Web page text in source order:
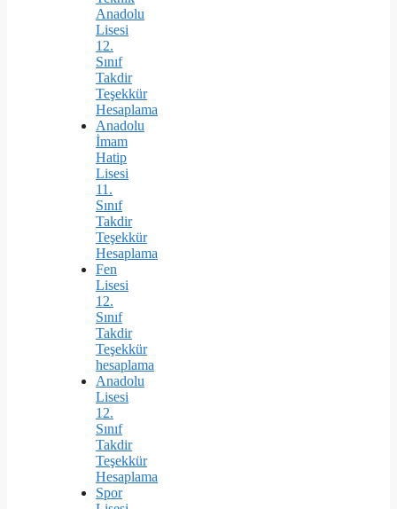
Anadolu
Lisesi
12.
Sınıf
Takdir
Teşekkür
Hesaplama
Anadolu
İmam
Hatip
Lisesi
11.
Sınıf
Takdir
Teşekkür
Hesaplama
Fen
Lisesi
12.
Sınıf
Takdir
Teşekkür
hesaplama
Anadolu
Lisesi
12.
Sınıf
Takdir
Teşekkür
Hesaplama
Spor